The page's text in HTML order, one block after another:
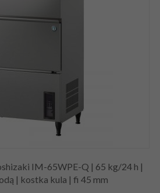
IM-65WPE-Q | 65 kg/24 h |
| kostka kula | fi 45 mm